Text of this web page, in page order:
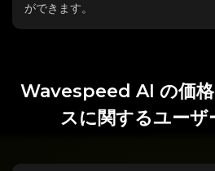
ができます。
Wavespeed AI の価
スに関するユーザ